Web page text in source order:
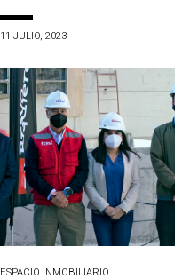
11 JULIO, 2023
ESPACIO INMOBILIARIO